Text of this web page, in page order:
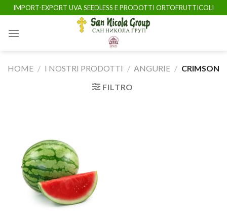
Skip
to
content
IMPORT-EXPORT UVA SEEDLESS E PRODOTTI ORTOFRUTTICOLI
HOME / I NOSTRI PRODOTTI / ANGURIE / CRIMSON
FILTRO